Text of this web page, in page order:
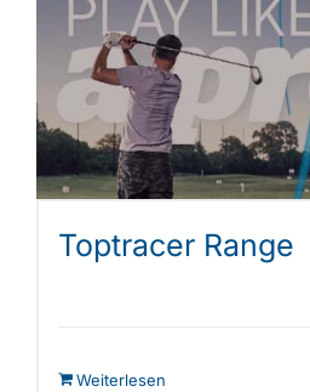
Shop
Toptracer Range
Weiterlesen